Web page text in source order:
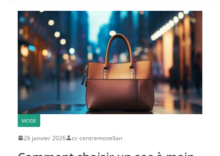
MODE
26 janvier 2026 cc-centremosellan